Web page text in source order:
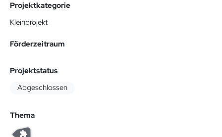
Projektkategorie
Kleinprojekt
Förderzeitraum
Projektstatus
Abgeschlossen
Thema